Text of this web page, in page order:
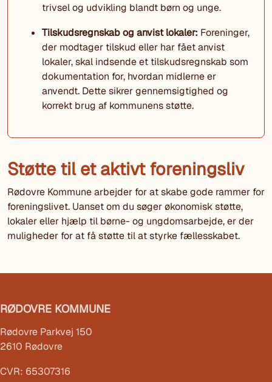
trivsel og udvikling blandt børn og unge.
Tilskudsregnskab og anvist lokaler: Foreninger,
der modtager tilskud eller har fået anvist
lokaler, skal indsende et tilskudsregnskab som
dokumentation for, hvordan midlerne er
anvendt. Dette sikrer gennemsigtighed og
korrekt brug af kommunens støtte.
Støtte til et aktivt foreningsliv
Rødovre Kommune arbejder for at skabe gode rammer for
foreningslivet. Uanset om du søger økonomisk støtte,
lokaler eller hjælp til børne- og ungdomsarbejde, er der
muligheder for at få støtte til at styrke fællesskabet.
RØDOVRE KOMMUNE
Rødovre Parkvej 150
2610 Rødovre
CVR: 65307316